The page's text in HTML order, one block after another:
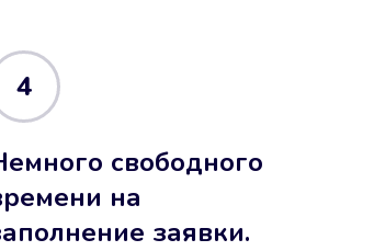
4
свободного
на
заявки.